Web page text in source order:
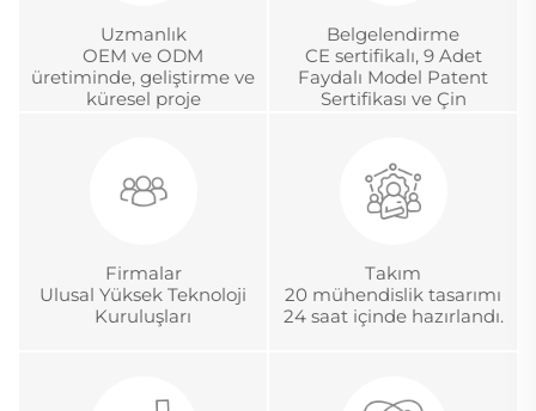
Uzmanlık
OEM ve ODM
üretiminde, geliştirme ve
küresel proje
Belgelendirme
CE sertifikalı, 9 Adet
Faydalı Model Patent
Sertifikası ve Çin
Firmalar
Ulusal Yüksek Teknoloji
Kuruluşları
Takım
20 mühendislik tasarımı
24 saat içinde hazırlandı.